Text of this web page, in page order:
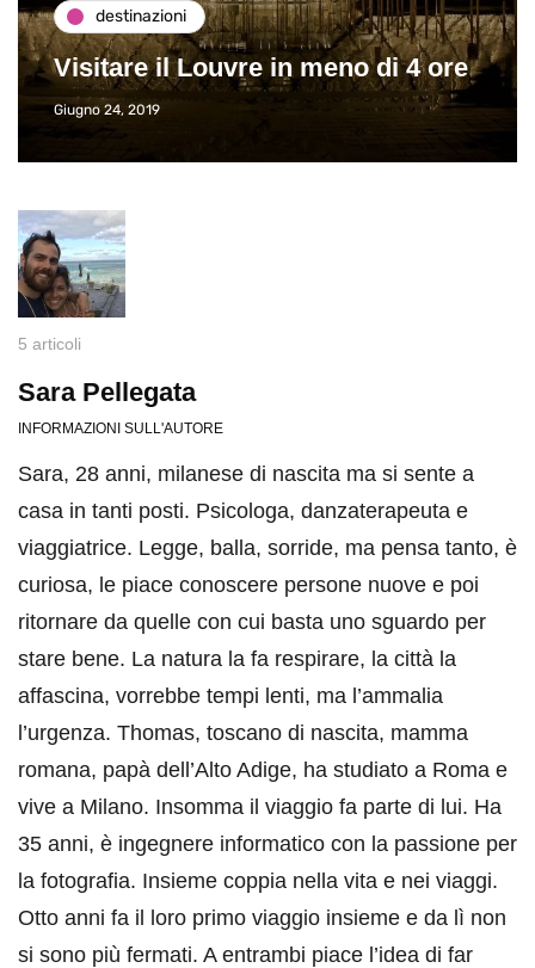
destinazioni
Visitare il Louvre in meno di 4 ore
Giugno 24, 2019
5 articoli
Sara Pellegata
INFORMAZIONI SULL'AUTORE
Sara, 28 anni, milanese di nascita ma si sente a
casa in tanti posti. Psicologa, danzaterapeuta e
viaggiatrice. Legge, balla, sorride, ma pensa tanto, è
curiosa, le piace conoscere persone nuove e poi
ritornare da quelle con cui basta uno sguardo per
stare bene. La natura la fa respirare, la città la
affascina, vorrebbe tempi lenti, ma l’ammalia
l’urgenza. Thomas, toscano di nascita, mamma
romana, papà dell’Alto Adige, ha studiato a Roma e
vive a Milano. Insomma il viaggio fa parte di lui. Ha
35 anni, è ingegnere informatico con la passione per
la fotografia. Insieme coppia nella vita e nei viaggi.
Otto anni fa il loro primo viaggio insieme e da lì non
si sono più fermati. A entrambi piace l’idea di far